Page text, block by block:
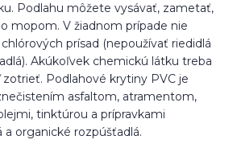
Podlahu môžete vysávať, zametať,
mopom. V žiadnom prípade nie
prísad (nepoužívať riedidlá
Akúkoľvek chemickú látku treba
Podlahové krytiny PVC je
asfaltom, atramentom,
tinktúrou a prípravkami
a organické rozpúšťadlá.